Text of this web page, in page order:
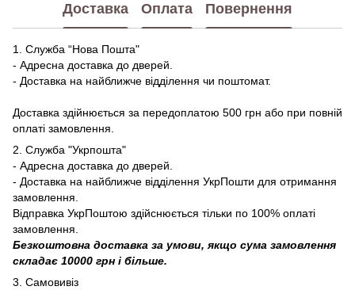
Доставка Оплата Повернення
1. Служба “Нова Пошта"
- Адресна доставка до дверей.
- Доставка на найближче відділення чи поштомат.
Доставка здійнюється за передоплатою 500 грн або при повній
оплаті замовлення.
2. Служба "Укрпошта"
- Адресна доставка до дверей.
- Доставка на найближче відділення УкрПошти для отримання
замовлення.
Відправка УкрПоштою здійснюється тільки по 100% оплаті
замовлення.
Безкоштовна доставка за умови, якщо сума замовлення
складає 10000 грн і більше.
3. Самовивіз